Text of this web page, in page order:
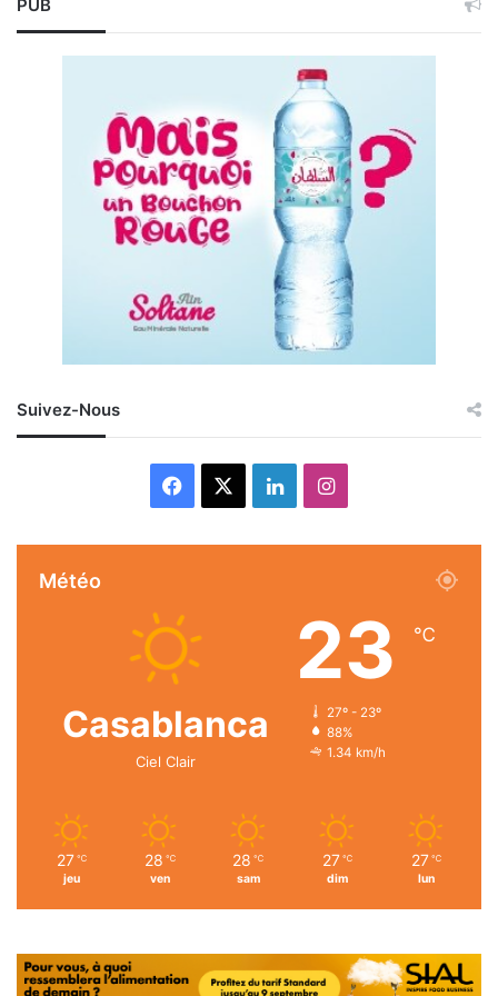
PUB
Suivez-Nous
Facebook LinkedinInstagram
Météo
Casablanca
Ciel Clair
23 ℃
27º - 23º
88%
1.34 km/h
27 ℃
jeu
28 ℃
ven
28 ℃
sam
27 ℃
dim
27 ℃
lun